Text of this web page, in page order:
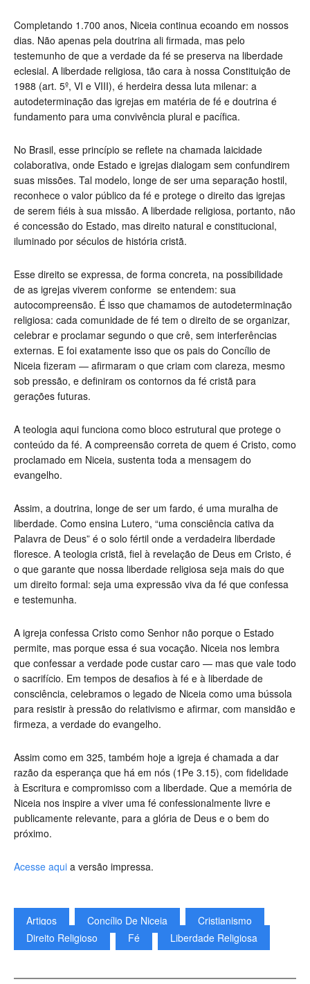
Completando 1.700 anos, Niceia continua ecoando em nossos
dias. Não apenas pela doutrina ali firmada, mas pelo
testemunho de que a verdade da fé se preserva na liberdade
eclesial. A liberdade religiosa, tão cara à nossa Constituição de
1988 (art. 5º, VI e VIII), é herdeira dessa luta milenar: a
autodeterminação das igrejas em matéria de fé e doutrina é
fundamento para uma convivência plural e pacífica.
No Brasil, esse princípio se reflete na chamada laicidade
colaborativa, onde Estado e igrejas dialogam sem confundirem
suas missões. Tal modelo, longe de ser uma separação hostil,
reconhece o valor público da fé e protege o direito das igrejas
de serem fiéis à sua missão. A liberdade religiosa, portanto, não
é concessão do Estado, mas direito natural e constitucional,
iluminado por séculos de história cristã.
Esse direito se expressa, de forma concreta, na possibilidade
de as igrejas viverem conforme se entendem: sua
autocompreensão. É isso que chamamos de autodeterminação
religiosa: cada comunidade de fé tem o direito de se organizar,
celebrar e proclamar segundo o que crê, sem interferências
externas. E foi exatamente isso que os pais do Concílio de
Niceia fizeram — afirmaram o que criam com clareza, mesmo
sob pressão, e definiram os contornos da fé cristã para
gerações futuras.
A teologia aqui funciona como bloco estrutural que protege o
conteúdo da fé. A compreensão correta de quem é Cristo, como
proclamado em Niceia, sustenta toda a mensagem do
evangelho.
Assim, a doutrina, longe de ser um fardo, é uma muralha de
liberdade. Como ensina Lutero, “uma consciência cativa da
Palavra de Deus” é o solo fértil onde a verdadeira liberdade
floresce. A teologia cristã, fiel à revelação de Deus em Cristo, é
o que garante que nossa liberdade religiosa seja mais do que
um direito formal: seja uma expressão viva da fé que confessa
e testemunha.
A igreja confessa Cristo como Senhor não porque o Estado
permite, mas porque essa é sua vocação. Niceia nos lembra
que confessar a verdade pode custar caro — mas que vale todo
o sacrifício. Em tempos de desafios à fé e à liberdade de
consciência, celebramos o legado de Niceia como uma bússola
para resistir à pressão do relativismo e afirmar, com mansidão e
firmeza, a verdade do evangelho.
Assim como em 325, também hoje a igreja é chamada a dar
razão da esperança que há em nós (1Pe 3.15), com fidelidade
à Escritura e compromisso com a liberdade. Que a memória de
Niceia nos inspire a viver uma fé confessionalmente livre e
publicamente relevante, para a glória de Deus e o bem do
próximo.
Acesse aqui a versão impressa.
Artigos Concílio De Niceia
Cristianismo
Direito Religioso
Fé Liberdade Religiosa